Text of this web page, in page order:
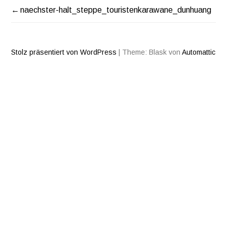
BEITRAGSNAVIGATION
naechster-halt_steppe_touristenkarawane_dunhuang
Stolz präsentiert von WordPress Theme: Blask vonAutomattic